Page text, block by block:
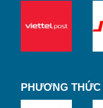
PHƯƠNG THỨC